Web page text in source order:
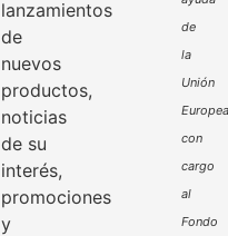
lanzamientos
de
nuevos
productos,
noticias
de su
interés,
promociones
y
de
la
Unión
Europea
con
cargo
al
Fondo